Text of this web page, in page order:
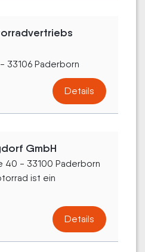
33106 Paderborn
Details
GmbH
40 - 33100 Paderborn
ist ein
Details